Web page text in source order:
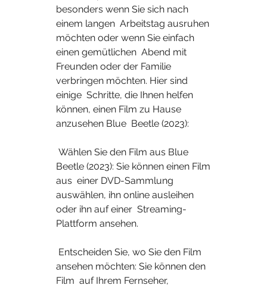
besonders wenn Sie sich nach
einem langen  Arbeitstag ausruhen
möchten oder wenn Sie einfach
einen gemütlichen  Abend mit
Freunden oder der Familie
verbringen möchten. Hier sind
einige  Schritte, die Ihnen helfen
können, einen Film zu Hause
anzusehen Blue  Beetle (2023):
Beetle (2023): Sie können einen Film
aus  einer DVD-Sammlung
auswählen, ihn online ausleihen
oder ihn auf einer  Streaming-
Plattform ansehen.
ansehen möchten: Sie können den
Film  auf Ihrem Fernseher,